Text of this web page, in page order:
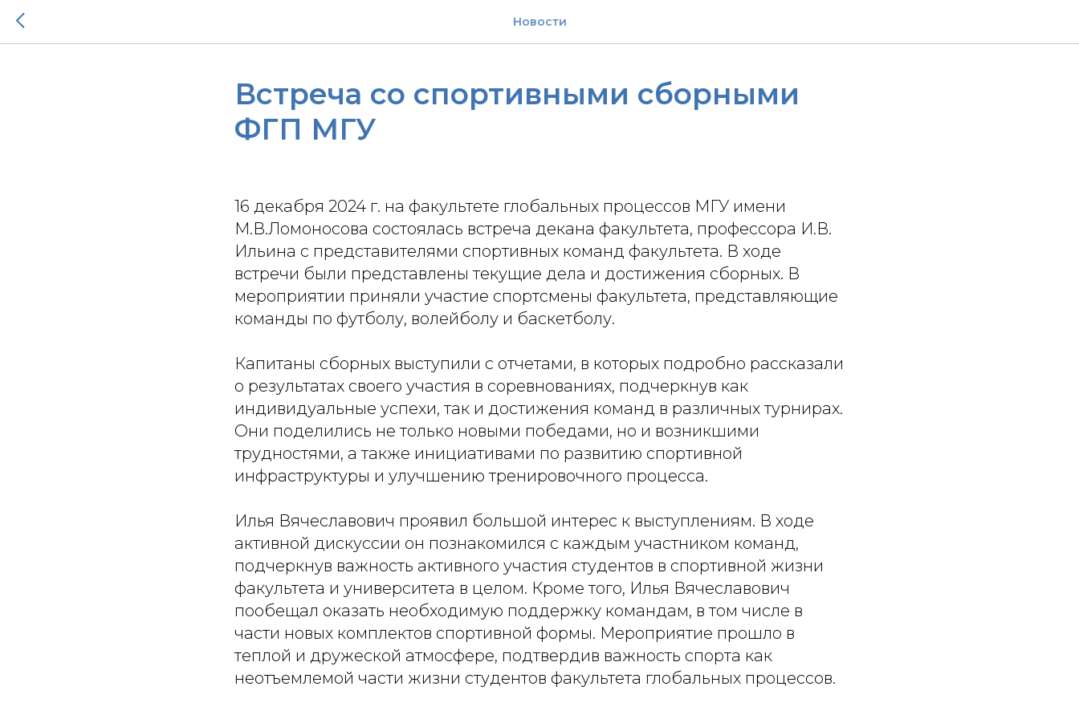
Новости
Встреча со спортивными сборными
ФГП МГУ
16 декабря 2024 г. на факультете глобальных процессов МГУ имени
М.В.Ломоносова состоялась встреча декана факультета, профессора И.В.
Ильина с представителями спортивных команд факультета. В ходе
встречи были представлены текущие дела и достижения сборных. В
мероприятии приняли участие спортсмены факультета, представляющие
команды по футболу, волейболу и баскетболу.
Капитаны сборных выступили с отчетами, в которых подробно рассказали
о результатах своего участия в соревнованиях, подчеркнув как
индивидуальные успехи, так и достижения команд в различных турнирах.
Они поделились не только новыми победами, но и возникшими
трудностями, а также инициативами по развитию спортивной
инфраструктуры и улучшению тренировочного процесса.
Илья Вячеславович проявил большой интерес к выступлениям. В ходе
активной дискуссии он познакомился с каждым участником команд,
подчеркнув важность активного участия студентов в спортивной жизни
факультета и университета в целом. Кроме того, Илья Вячеславович
пообещал оказать необходимую поддержку командам, в том числе в
части новых комплектов спортивной формы. Мероприятие прошло в
теплой и дружеской атмосфере, подтвердив важность спорта как
неотъемлемой части жизни студентов факультета глобальных процессов.